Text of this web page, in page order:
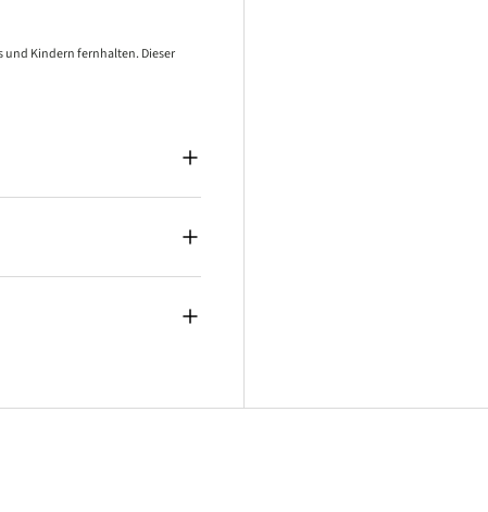
Kindern fernhalten. Dieser